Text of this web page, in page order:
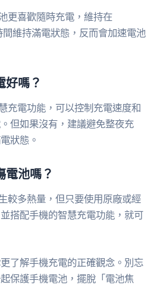
更喜歡隨時充電，維持在
維持滿電狀態，反而會加速電池
好嗎？
充電功能，可以控制充電速度和
但如果沒有，建議避免整夜充
狀態。
電池嗎？
較多熱量，但只要使用原廠或經
搭配手機的智慧充電功能，就可
了解手機充電的正確觀念。別忘
保護手機電池，擺脫「電池焦